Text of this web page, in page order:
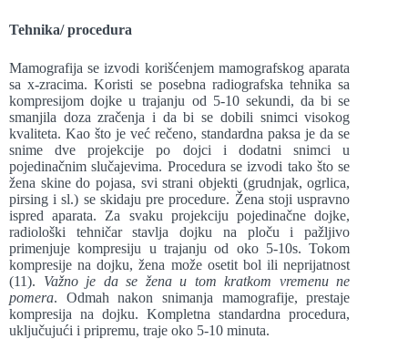
Tehnika/ procedura
Mamografija se izvodi korišćenjem mamografskog aparata
sa x-zracima. Koristi se posebna radiografska tehnika sa
kompresijom dojke u trajanju od 5-10 sekundi, da bi se
smanjila doza zračenja i da bi se dobili snimci visokog
kvaliteta. Kao što je već rečeno, standardna paksa je da se
snime dve projekcije po dojci i dodatni snimci u
pojedinačnim slučajevima. Procedura se izvodi tako što se
žena skine do pojasa, svi strani objekti (grudnjak, ogrlica,
pirsing i sl.) se skidaju pre procedure. Žena stoji uspravno
ispred aparata. Za svaku projekciju pojedinačne dojke,
radiološki tehničar stavlja dojku na ploču i pažljivo
primenjuje kompresiju u trajanju od oko 5-10s. Tokom
kompresije na dojku, žena može osetit bol ili neprijatnost
(11). Važno je da se žena u tom kratkom vremenu ne
pomera. Odmah nakon snimanja mamografije, prestaje
kompresija na dojku. Kompletna standardna procedura,
uključujući i pripremu, traje oko 5-10 minuta.